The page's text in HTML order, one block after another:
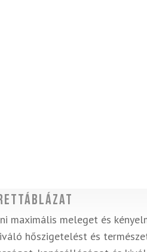
maximális meleget és
hőszigetelést és